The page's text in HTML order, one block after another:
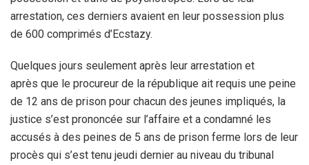
arrestation, ces derniers avaient en leur possession plus
de 600 comprimés d’Ecstazy.
Quelques jours seulement après leur arrestation et
après que le procureur de la république ait requis une peine
de 12 ans de prison pour chacun des jeunes impliqués, la
justice s’est prononcée sur l’affaire et a condamné les
accusés à des peines de 5 ans de prison ferme lors de leur
procès qui s’est tenu jeudi dernier au niveau du tribunal